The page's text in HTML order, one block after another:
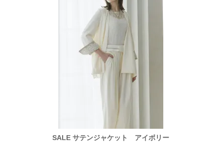
SALE サテンジャケット アイボリー